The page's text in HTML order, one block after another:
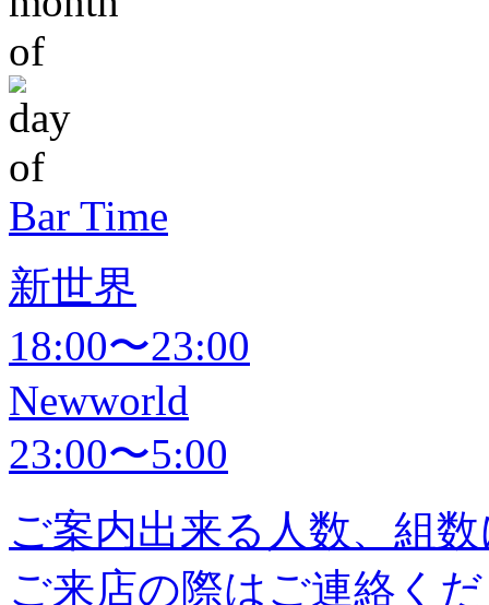
Bar Time
新世界
18:00〜23:00
Newworld
23:00〜5:00
ご案内出来る人数、組
ご来店の際はご連絡く